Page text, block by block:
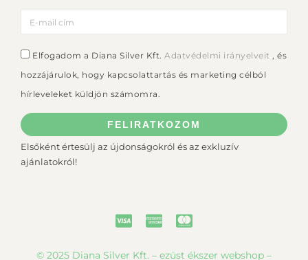
Elfogadom a Diana Silver Kft. Adatvédelmi irányelveit , és
hozzájárulok, hogy kapcsolattartás és marketing célból
hírleveleket küldjön számomra.
FELIRATKOZOM
Elsőként értesülj az újdonságokról és az exkluzív
ajánlatokról!
© 2025 Diana Silver Kft. – ezüst ékszer webshop –